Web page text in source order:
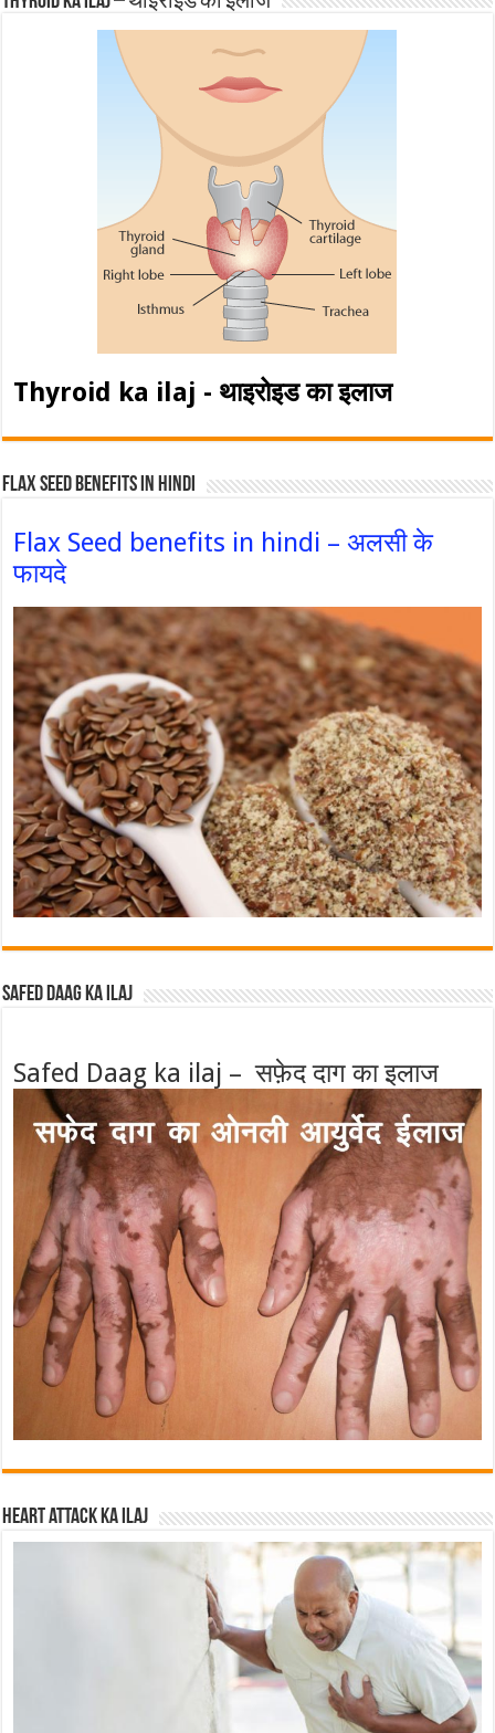
Thyroid ka ilaj - थाइरोइड का इलाज
Flax Seed Benefits in hindi
Flax Seed benefits in hindi – अलसी के
फायदे
Safed Daag ka ilaj
Safed Daag ka ilaj – सफ़ेद दाग का इलाज
Heart attack ka ilaj